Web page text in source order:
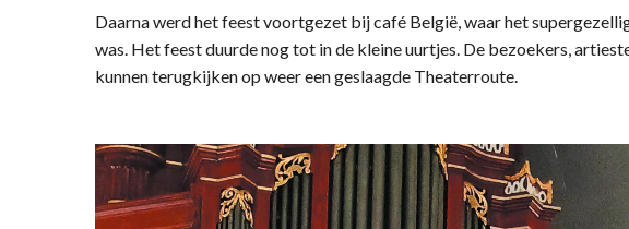
Daarna werd het feest voortgezet bij café België, waar het
was. Het feest duurde nog tot in de kleine uurtjes. De bezoekers,
kunnen terugkijken op weer een geslaagde Theaterroute.